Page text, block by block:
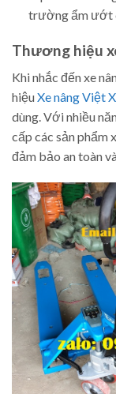
trường ẩm ướt
Thương hiệu
Khi nhắc đến xe
hiệuXe nâng Việt
dùng. Với nhiều
cấp các sản phẩm
đảm bảo an toàn